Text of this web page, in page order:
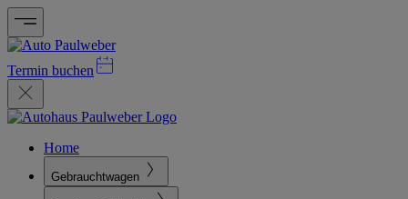
Termin buchen
Home
Gebrauchtwagen